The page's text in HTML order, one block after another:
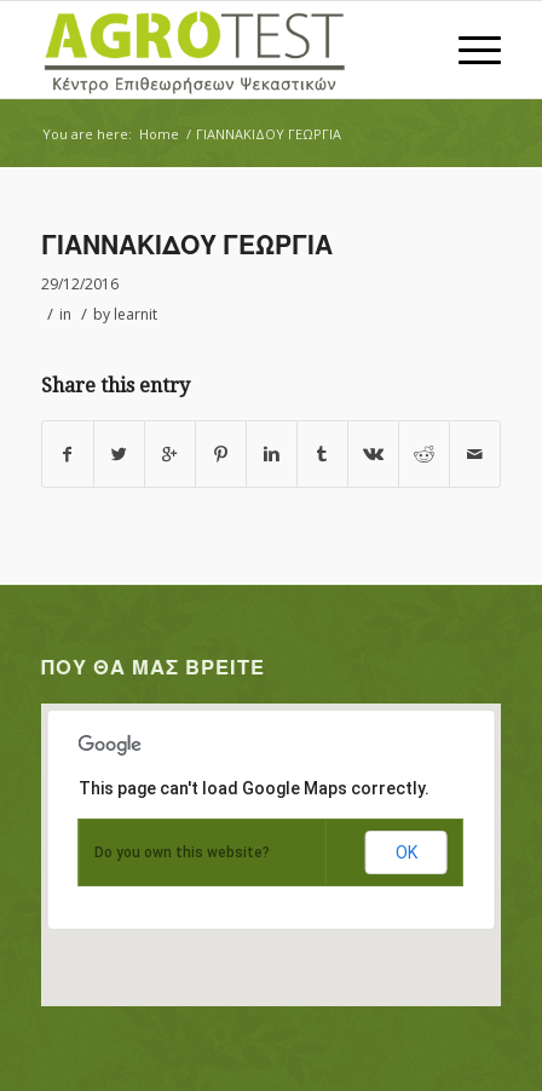
You are here: Home / ΓΙΑΝΝΑΚΙΔΟΥ ΓΕΩΡΓΙΑ
ΓΙΑΝΝΑΚΙΔΟΥ ΓΕΩΡΓΙΑ
29/12/2016
/ in / by learnit
Share this entry
ΠΟΥ ΘΑ ΜΑΣ ΒΡΕΊΤΕ
This page can't load Google Maps correctly.
Do you own this website? OK